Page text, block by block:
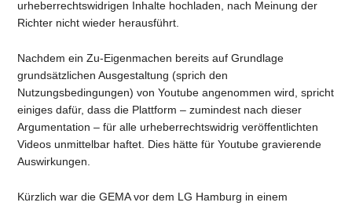
urheberrechtswidrigen Inhalte hochladen, nach Meinung der
Richter nicht wieder herausführt.
Nachdem ein Zu-Eigenmachen bereits auf Grundlage
grundsätzlichen Ausgestaltung (sprich den
Nutzungsbedingungen) von Youtube angenommen wird, spricht
einiges dafür, dass die Plattform – zumindest nach dieser
Argumentation – für alle urheberrechtswidrig veröffentlichten
Videos unmittelbar haftet. Dies hätte für Youtube gravierende
Auswirkungen.
Kürzlich war die GEMA vor dem LG Hamburg in einem